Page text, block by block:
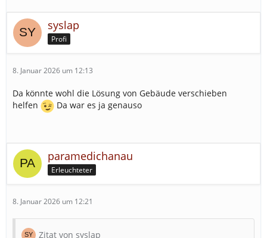
syslap
Profi
8. Januar 2026 um 12:13
Da könnte wohl die Lösung von Gebäude verschieben
helfen
Da war es ja genauso
paramedichanau
Erleuchteter
8. Januar 2026 um 12:21
Zitat von syslap